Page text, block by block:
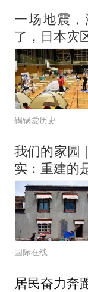
一场地震
了，日本灾
锅锅爱历史
我们的家园
实：重建的
国际在线
居民奋力奔